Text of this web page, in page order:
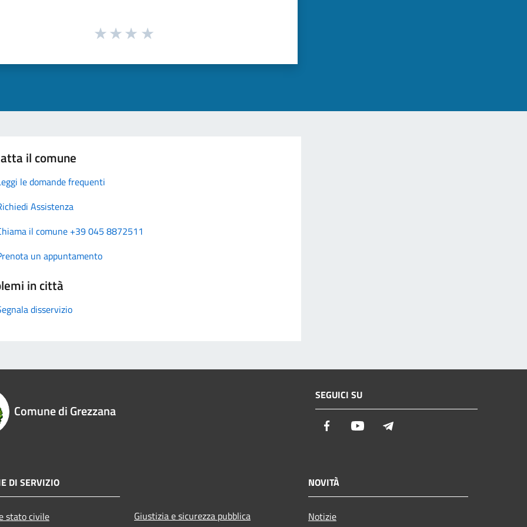
il comune
le domande frequenti
Assistenza
il comune +39 045 8872511
un appuntamento
in città
disservizio
Comune di Grezzana
SEGUICI SU
Facebook Youtube
DI SERVIZIO
stato civile Giustizia e sicurezza pubblica
NOVITÀ
Notizie